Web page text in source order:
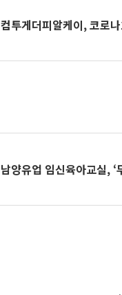
컴투게더피알케이, 코로
남양유업 임신육아교실, ‘